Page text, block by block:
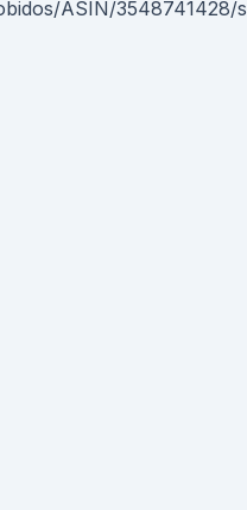
ASIN/3548741428/